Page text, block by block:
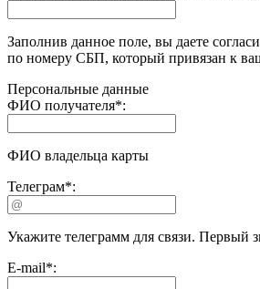
Заполнив данное поле, вы даете
по номеру СБП, который привязан к
Персональные данные
ФИО получателя*:
ФИО владельца карты
Телеграм*:
Укажите телеграмм для связи. Первый
E-mail*: